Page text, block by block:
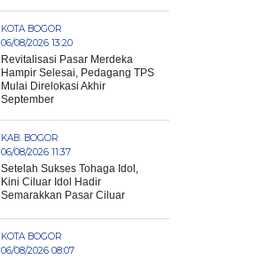
KOTA BOGOR
06/08/2026 13:20
Revitalisasi Pasar Merdeka
Hampir Selesai, Pedagang TPS
Mulai Direlokasi Akhir
September
KAB. BOGOR
06/08/2026 11:37
Setelah Sukses Tohaga Idol,
Kini Ciluar Idol Hadir
Semarakkan Pasar Ciluar
KOTA BOGOR
06/08/2026 08:07